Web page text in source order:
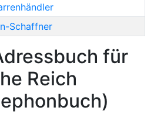
Schaffner
für
Reich